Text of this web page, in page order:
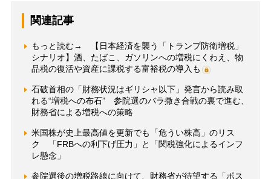
関連記事
もっと読む→ 【日本経済を襲う「トランプ防衛増税」
シナリオ】酒、たばこ、ガソリンへの増税にくわえ、物
品税の復活や資産に課税する富裕税の導入も
石破首相の「財務状況はギリシャ以下」発言から読み取
れる“増税への布石” 参院選のバラ撒き合戦の裏で進む、
財務省による増税への策略
米国株が史上最高値を更新でも「危うい株高」のリス
ク 「FRBへの利下げ圧力」と「関税強化によるインフ
レ懸念」
参院選後の増税路線に向けて、財務省が待望する「ポス